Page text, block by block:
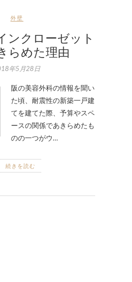
外壁
ンクローゼット
らめた理由
年5月28日
た頃、耐震性の新築一戸建
てを建てた際、予算やスペ
ースの関係であきらめたも
のの一つがウ…
続きを読む